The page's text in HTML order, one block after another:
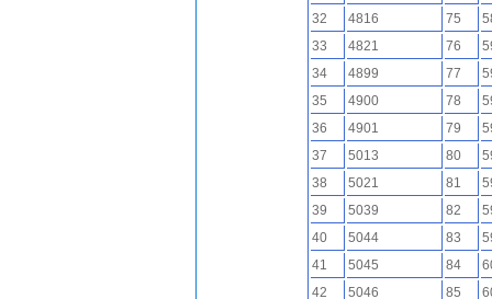
32
4816 75
33
4821 76
34
4899 77
35
4900 78
36
4901 79
37
5013 80
38
5021 81
39
5039 82
40
5044 83
41
5045 84
42
5046 85